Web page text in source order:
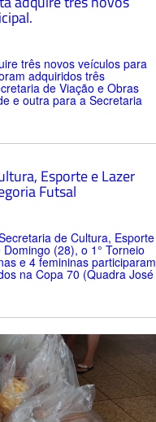
três novos veículos para
adquiridos três
de Viação e Obras
e outra para a Secretaria
Esporte e Lazer
Futsal
de Cultura, Esporte
(28), o 1° Torneio
e 4 femininas participaram
na Copa 70 (Quadra José